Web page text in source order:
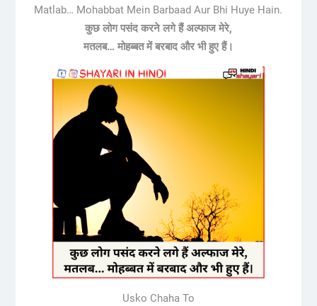
Matlab… Mohabbat Mein Barbaad Aur Bhi Huye Hain.
कुछ लोग पसंद करने लगे हैं अल्फाज मेरे,
मतलब… मोहब्बत में बरबाद और भी हुए हैं।
Usko Chaha To